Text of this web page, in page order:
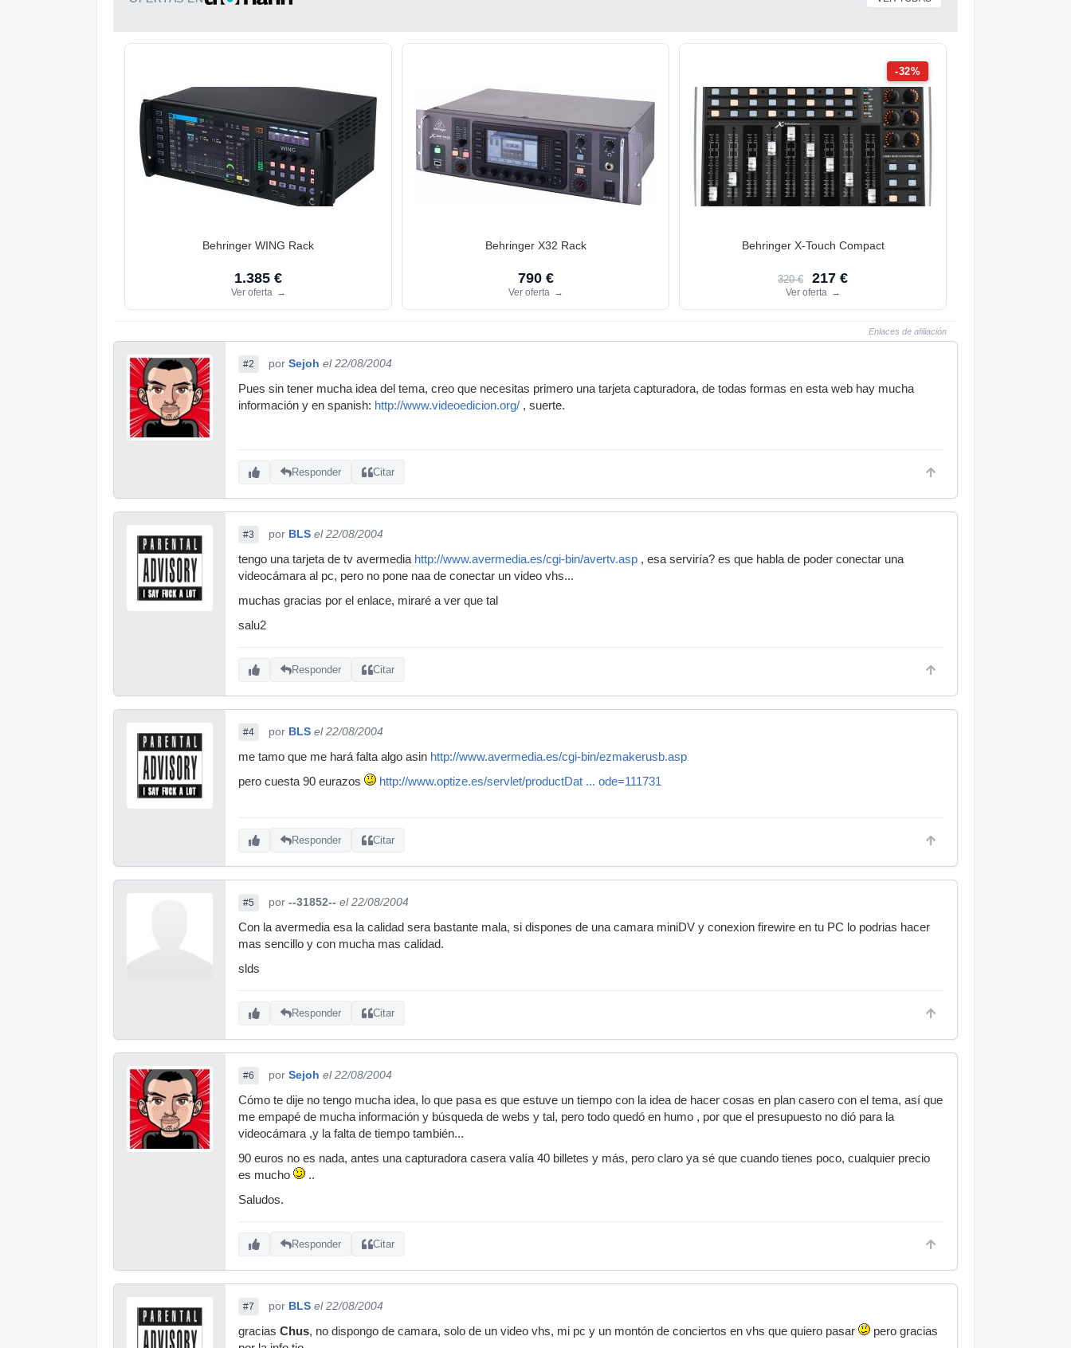
Behringer WING Rack
1.385 €
Ver oferta →
Behringer X32 Rack
790 €
Ver oferta →
-32%
Behringer X-Touch Compact
320 € 217 €
Ver oferta →
Enlaces de afiliación
#2 por Sejoh el 22/08/2004
Pues sin tener mucha idea del tema, creo que necesitas primero una tarjeta capturadora, de todas formas en esta web hay mucha
información y en spanish: http://www.videoedicion.org/ , suerte.
Responder Citar
#3 por BLS el 22/08/2004
tengo una tarjeta de tv avermedia http://www.avermedia.es/cgi-bin/avertv.asp , esa serviría? es que habla de poder conectar una
videocámara al pc, pero no pone naa de conectar un video vhs...
muchas gracias por el enlace, miraré a ver que tal
salu2
Responder Citar
#4 por BLS el 22/08/2004
me tamo que me hará falta algo asin http://www.avermedia.es/cgi-bin/ezmakerusb.asp
pero cuesta 90 eurazos
http://www.optize.es/servlet/productDat ... ode=111731
Responder Citar
#5 por --31852-- el 22/08/2004
Con la avermedia esa la calidad sera bastante mala, si dispones de una camara miniDV y conexion firewire en tu PC lo podrias hacer
mas sencillo y con mucha mas calidad.
slds
Responder Citar
#6 por Sejoh el 22/08/2004
Cómo te dije no tengo mucha idea, lo que pasa es que estuve un tiempo con la idea de hacer cosas en plan casero con el tema, así que
me empapé de mucha información y búsqueda de webs y tal, pero todo quedó en humo , por que el presupuesto no dió para la
videocámara ,y la falta de tiempo también...
90 euros no es nada, antes una capturadora casera valía 40 billetes y más, pero claro ya sé que cuando tienes poco, cualquier precio
es mucho
..
Saludos.
Responder Citar
#7 por BLS el 22/08/2004
gracias Chus, no dispongo de camara, solo de un video vhs, mi pc y un montón de conciertos en vhs que quiero pasar
pero gracias